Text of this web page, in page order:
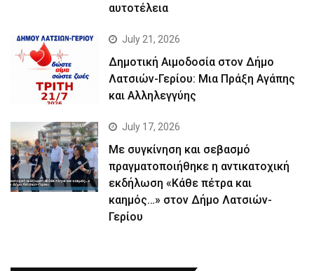
αυτοτέλεια
July 21, 2026
Δημοτική Αιμοδοσία στον Δήμο
Λατσιών-Γερίου: Μια Πράξη Αγάπης
και Αλληλεγγύης
July 17, 2026
Με συγκίνηση και σεβασμό
πραγματοποιήθηκε η αντικατοχική
εκδήλωση «Κάθε πέτρα και
καημός…» στον Δήμο Λατσιών-
Γερίου